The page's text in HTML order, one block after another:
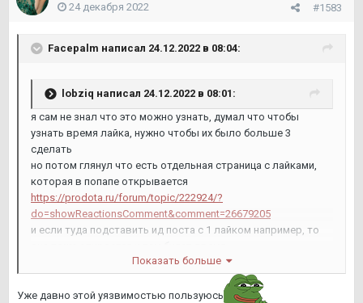
#1583
24 декабря 2022
Facepalm написал 24.12.2022 в 08:04:
lobziq написал 24.12.2022 в 08:01:
я сам не знал что это можно узнать, думал что чтобы
узнать время лайка, нужно чтобы их было больше 3
сделать
но потом глянул что есть отдельная страница с лайками,
которая в попапе открывается
https://prodota.ru/forum/topic/222924/?
do=showReactionsComment&comment=26679205
и если туда подставить ид поста с 1 лайком например, то
пизда маяковщикам лайками
вот например
Показать больше
Уже давно этой уязвимостью пользуюсь